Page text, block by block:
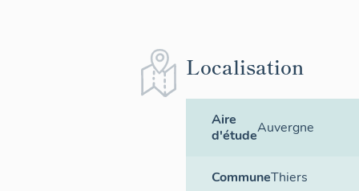
Localisation
Aire
d'étudeAuvergne
CommuneThiers